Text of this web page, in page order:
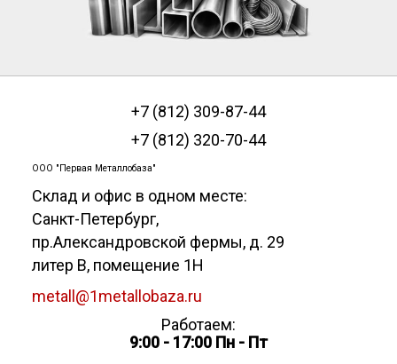
+7 (812) 309-87-44
+7 (812) 320-70-44
ООО "Первая Металлобаза"
Склад и офис в одном месте:
Санкт-Петербург,
пр.Александровской фермы, д. 29
литер В, помещение 1Н
metall@1metallobaza.ru
Работаем:
9:00 - 17:00 Пн - Пт